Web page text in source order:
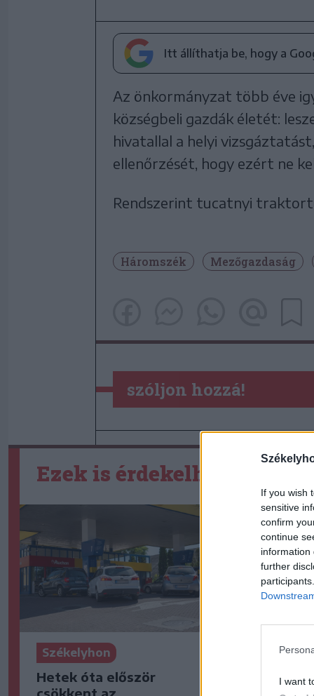
If you wish
sensitive
confirm
continue
information
further
I want
Itt állíthatja be, hogy a
Az önkormányzat több éve
községbeli gazdák életét:
hivatallal a helyi
ellenőrzését, hogy ezért ne
Rendszerint tucatnyi
Háromszék Mezőgazdaság
szóljon hozzá!
Ezek is érdekelhetik
Székelyhon
Hetek óta először
csökkent az
„Óriási
– így